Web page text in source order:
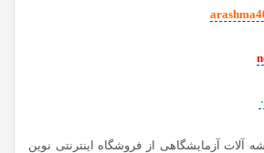
آلات آزمایشگاهی از فروشگاه اینترنتی نوین